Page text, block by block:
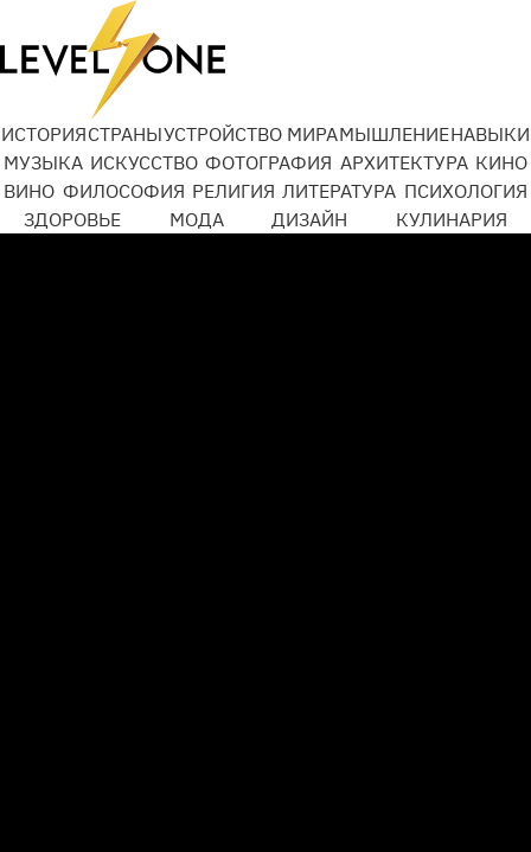
ИСТОРИЯСТРАНЫУСТРОЙСТВО МИРАМЫШЛЕНИЕНАВЫКИ
МУЗЫКА ИСКУССТВО ФОТОГРАФИЯ АРХИТЕКТУРА КИНО
ВИНО ФИЛОСОФИЯ РЕЛИГИЯ ЛИТЕРАТУРА ПСИХОЛОГИЯ
ЗДОРОВЬЕ
МОДА ДИЗАЙН КУЛИНАРИЯ